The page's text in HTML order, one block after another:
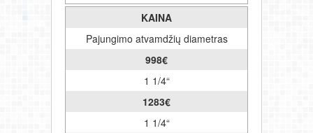
KAINA
Pajungimo atvamdžių diametras
998€
1 1/4“
1283€
1 1/4“